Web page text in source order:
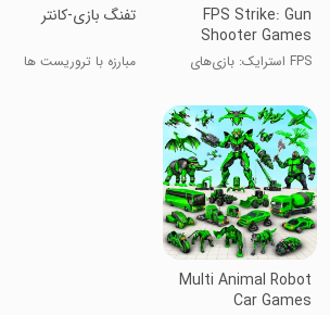
FPS Strike: Gun
Shooter Games
FPS استرایک: بازی‌های
تفنگ بازی-کانتر
مبارزه با تروریست ها
Multi Animal Robot
Car Games